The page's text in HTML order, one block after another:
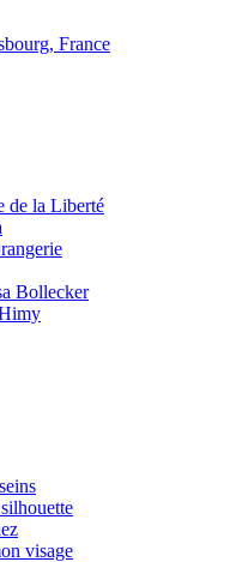
France
de la Liberté
Bollecker
visage